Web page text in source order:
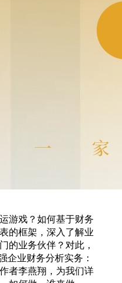
游戏？如何基于财务
的框架，深入了解业
的业务伙伴？对此，
企业财务分析实务：
者李燕翔，为我们详